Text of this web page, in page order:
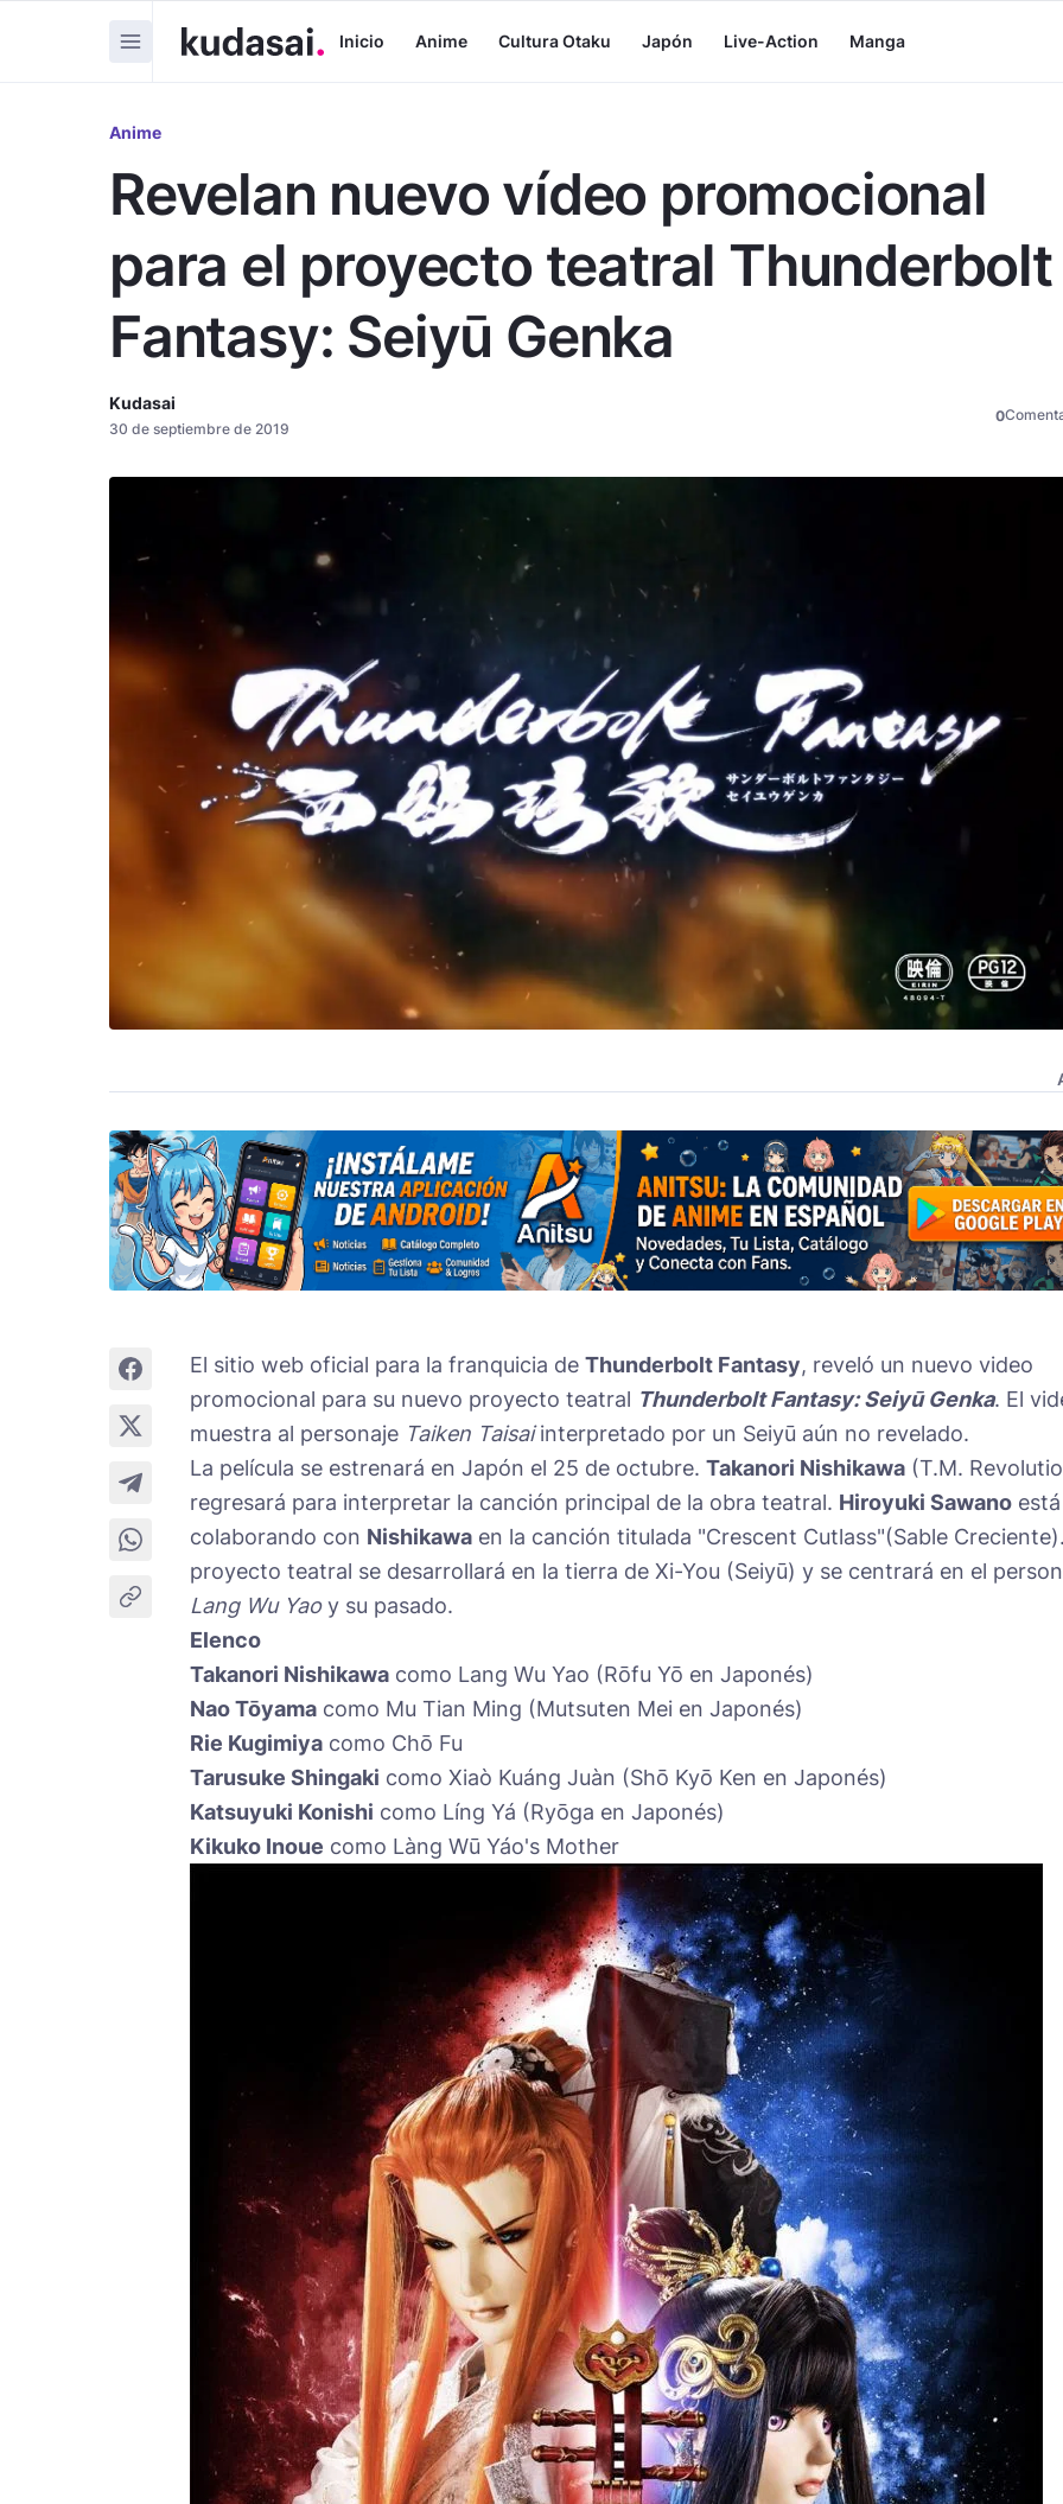
Inicio Anime Cultura Otaku Japón Live-Action Manga
Anime
Revelan nuevo vídeo promocional
para el proyecto teatral Thunderbolt
Fantasy: Seiyū Genka
Kudasai
30 de septiembre de 2019
0
El sitio web oficial para la franquicia de Thunderbolt Fantasy, reveló un nuevo video
promocional para su nuevo proyecto teatral Thunderbolt Fantasy: Seiyū Genka. El
muestra al personaje Taiken Taisaiinterpretado por un Seiyū aún no revelado.
La película se estrenará en Japón el 25 de octubre. Takanori Nishikawa (T.M.
regresará para interpretar la canción principal de la obra teatral. Hiroyuki Sawano está
colaborando con Nishikawa en la canción titulada "Crescent Cutlass"(Sable
proyecto teatral se desarrollará en la tierra de Xi-You (Seiyū) y se centrará en el
Lang Wu Yaoy su pasado.
Elenco
Takanori Nishikawa como Lang Wu Yao (Rōfu Yō en Japonés)
Nao Tōyama como Mu Tian Ming (Mutsuten Mei en Japonés)
Rie Kugimiya como Chō Fu
Tarusuke Shingaki como Xiaò Kuáng Juàn (Shō Kyō Ken en Japonés)
Katsuyuki Konishi como Líng Yá (Ryōga en Japonés)
Kikuko Inoue como Làng Wū Yáo's Mother